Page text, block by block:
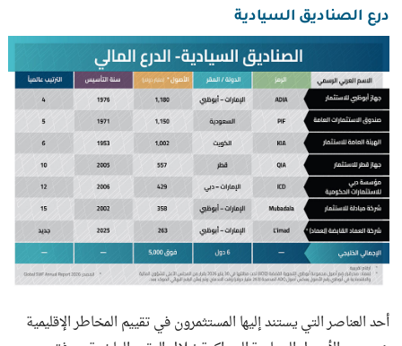
درع الصناديق السيادية
أحد العناصر التي يستند إليها المستثمرون في تقييم المخاطر الإقليمية